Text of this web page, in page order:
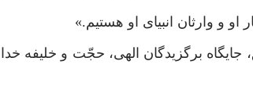
و وارثان انبياى او هستيم.»
برگزيدگان الهى، حجّت و خليفه خدا